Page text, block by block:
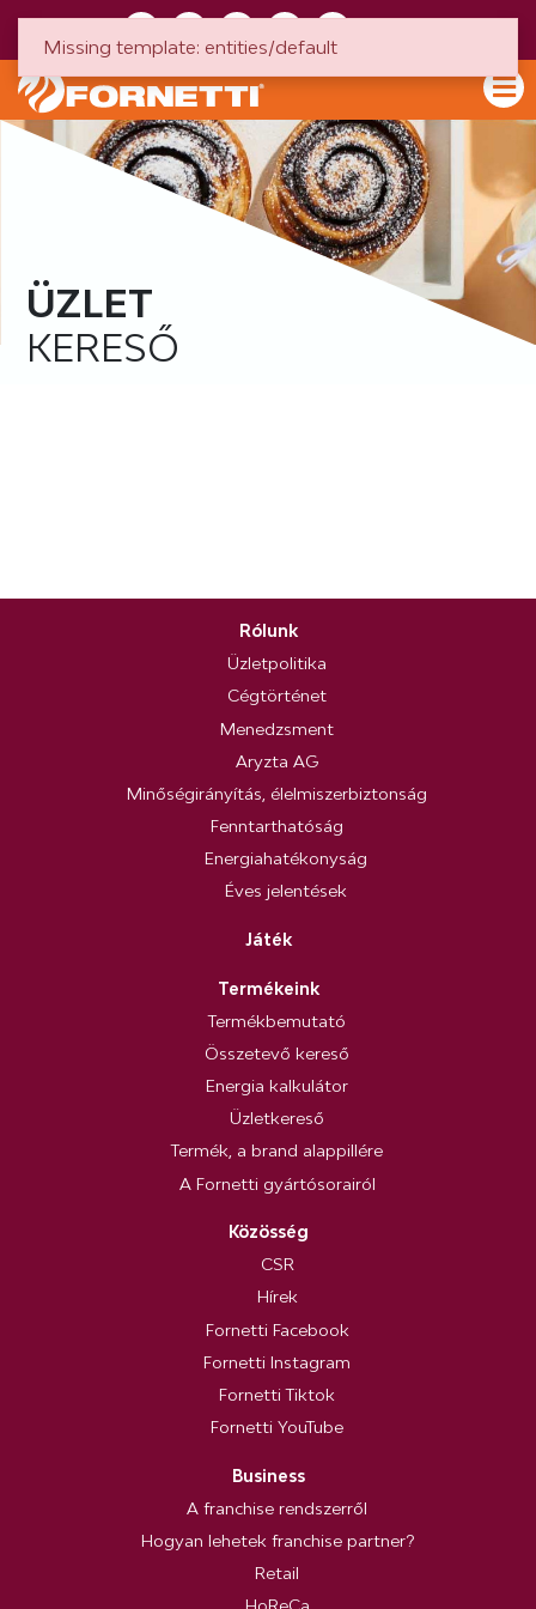
ÜZLET
KERESŐ
Rólunk
Üzletpolitika
Cégtörténet
Menedzsment
Aryzta AG
Minőségirányítás, élelmiszerbiztonság
Fenntarthatóság
Energiahatékonyság
Éves jelentések
Játék
Termékeink
Termékbemutató
Összetevő kereső
Energia kalkulátor
Üzletkereső
Termék, a brand alappillére
A Fornetti gyártósorairól
Közösség
CSR
Hírek
Fornetti Facebook
Fornetti Instagram
Fornetti Tiktok
Fornetti YouTube
Business
A franchise rendszerről
Hogyan lehetek franchise partner?
Retail
Missing template: entities/default